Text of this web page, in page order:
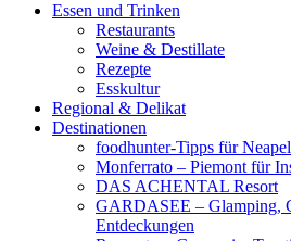
Essen und Trinken
Restaurants
Weine & Destillate
Rezepte
Esskultur
Regional & Delikat
Destinationen
foodhunter-Tipps für Neapel
Monferrato – Piemont für
DAS ACHENTAL Resort
GARDASEE – Glamping,
Entdeckungen